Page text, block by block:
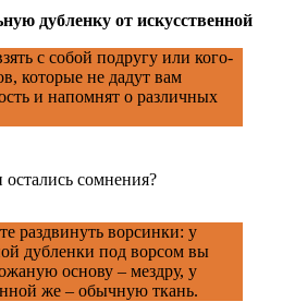
дубленку от искусственной
с собой подругу или кого-
которые не дадут вам
и напомнят о различных
остались сомнения?
раздвинуть ворсинки: у
дубленки под ворсом вы
основу – мездру, у
же – обычную ткань.